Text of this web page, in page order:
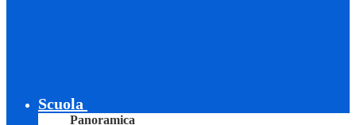
Scuola
Panoramica